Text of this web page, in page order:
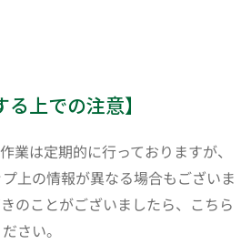
る上での注意】
業は定期的に行っておりますが、
上の情報が異なる場合もございま
のことがございましたら、こちら
さい。